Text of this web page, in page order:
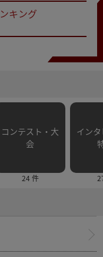
キング
コンテスト・大
会
24 件
イン